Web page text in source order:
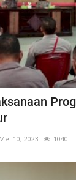
Mei 10, 2023 1040